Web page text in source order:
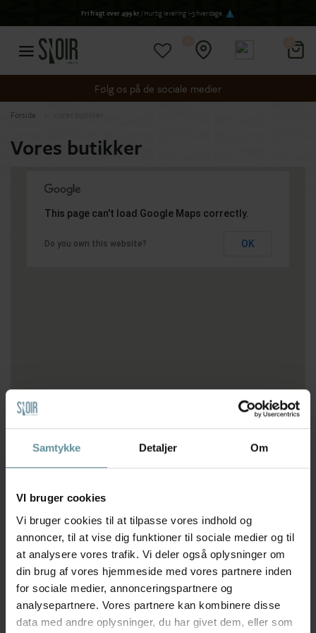
Samtykke Detaljer Om
VI bruger cookies
Vi bruger cookies til at tilpasse vores indhold og
annoncer, til at vise dig funktioner til sociale medier og til
at analysere vores trafik. Vi deler også oplysninger om
din brug af vores hjemmeside med vores partnere inden
for sociale medier, annonceringspartnere og
analysepartnere. Vores partnere kan kombinere disse
data med andre oplysninger, du har givet dem, eller som
Fri fragt over 499 kr/ Hurtig levering 1-3 hverdage
Følg os på de sociale medier
Forside
Vores butikker
This page can't load Google Maps correctly.
Do you own this website? OK
Angiv en placering (f.eks. postnummer, adresse, by eller land) for at
finde de nærmeste butikker.
Din placering:
Afstand: